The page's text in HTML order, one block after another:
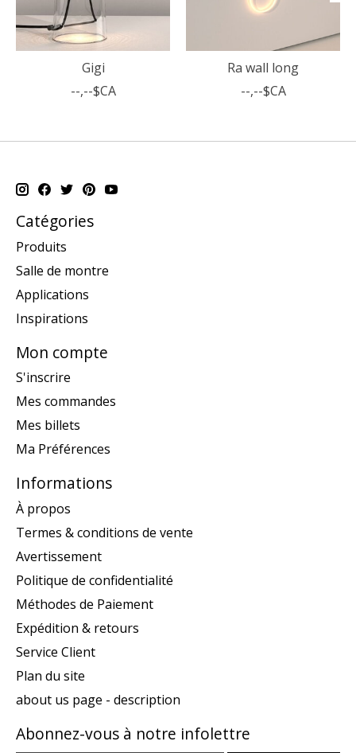
Gigi
--,--$CA
Ra wall long
--,--$CA
Catégories
Produits
Salle de montre
Applications
Inspirations
Mon compte
S'inscrire
Mes commandes
Mes billets
Ma Préférences
Informations
À propos
Termes & conditions de vente
Avertissement
Politique de confidentialité
Méthodes de Paiement
Expédition & retours
Service Client
Plan du site
about us page - description
Abonnez-vous à notre infolettre